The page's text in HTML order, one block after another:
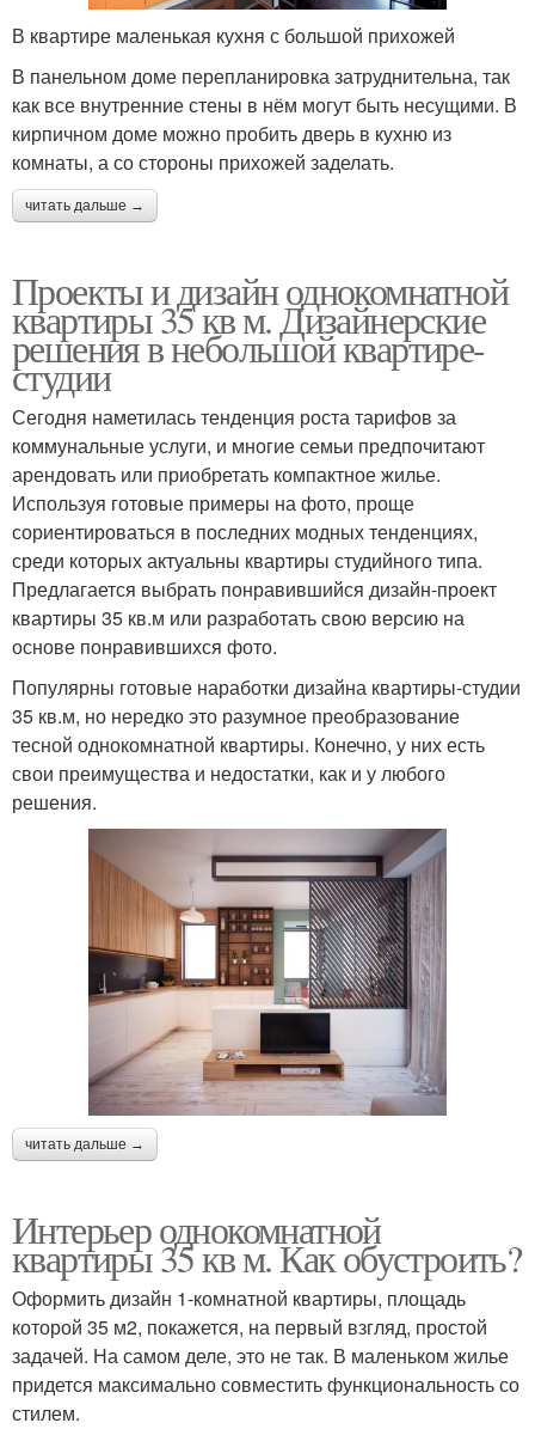
В квартире маленькая кухня с большой прихожей
В панельном доме перепланировка затруднительна, так
как все внутренние стены в нём могут быть несущими. В
кирпичном доме можно пробить дверь в кухню из
комнаты, а со стороны прихожей заделать.
читать дальше →
Проекты и дизайн однокомнатной
квартиры 35 кв м. Дизайнерские
решения в небольшой квартире-
студии
Сегодня наметилась тенденция роста тарифов за
коммунальные услуги, и многие семьи предпочитают
арендовать или приобретать компактное жилье.
Используя готовые примеры на фото, проще
сориентироваться в последних модных тенденциях,
среди которых актуальны квартиры студийного типа.
Предлагается выбрать понравившийся дизайн-проект
квартиры 35 кв.м или разработать свою версию на
основе понравившихся фото.
Популярны готовые наработки дизайна квартиры-студии
35 кв.м, но нередко это разумное преобразование
тесной однокомнатной квартиры. Конечно, у них есть
свои преимущества и недостатки, как и у любого
решения.
читать дальше →
Интерьер однокомнатной
квартиры 35 кв м. Как обустроить?
Оформить дизайн 1-комнатной квартиры, площадь
которой 35 м2, покажется, на первый взгляд, простой
задачей. На самом деле, это не так. В маленьком жилье
придется максимально совместить функциональность со
стилем.